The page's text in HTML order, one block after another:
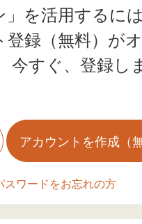
」を活用するには
録（無料）が
今すぐ、登録し
アカウントを作成（
スワードをお忘れの方